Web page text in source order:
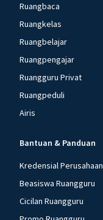
Ruangbaca
Ruangkelas
Ruangbelajar
Ruangpengajar
Ruangguru Privat
Ruangpeduli
Airis
Bantuan & Panduan
Kredensial Perusahaan
Beasiswa Ruangguru
Cicilan Ruangguru